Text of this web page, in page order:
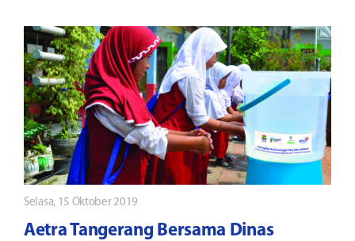
Selasa, 15 Oktober 2019
Aetra Tangerang Bersama Dinas